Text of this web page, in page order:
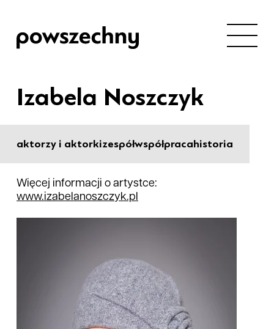
Izabela Noszczyk
aktorzy i aktorkizespółwspółpracahistoria
Więcej informacji o artystce:
www.izabelanoszczyk.pl